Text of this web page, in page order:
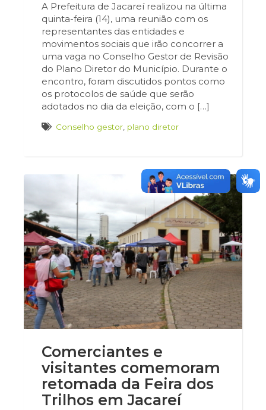
A Prefeitura de Jacareí realizou na última
quinta-feira (14), uma reunião com os
representantes das entidades e
movimentos sociais que irão concorrer a
uma vaga no Conselho Gestor de Revisão
do Plano Diretor do Município. Durante o
encontro, foram discutidos pontos como
os protocolos de saúde que serão
adotados no dia da eleição, com o […]
Conselho gestor plano diretor
Comerciantes e
visitantes comemoram
retomada da Feira dos
Trilhos em Jacareí